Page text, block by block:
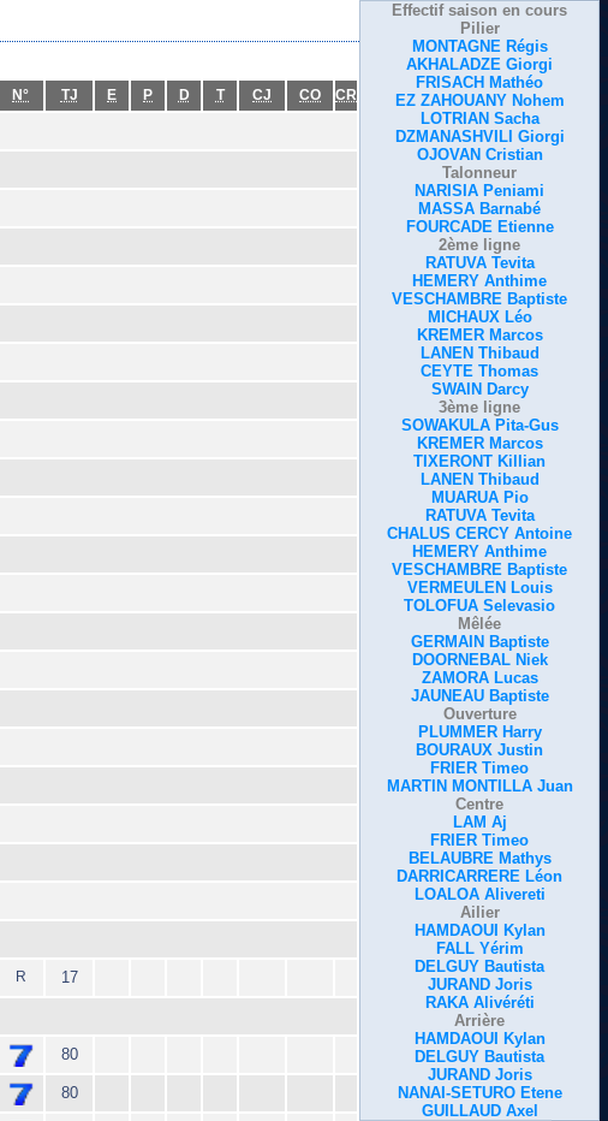
Effectif saison en cours
Pilier
MONTAGNE Régis
AKHALADZE Giorgi
FRISACH Mathéo
EZ ZAHOUANY Nohem
LOTRIAN Sacha
DZMANASHVILI Giorgi
OJOVAN Cristian
Talonneur
NARISIA Peniami
MASSA Barnabé
FOURCADE Etienne
2ème ligne
RATUVA Tevita
HEMERY Anthime
VESCHAMBRE Baptiste
MICHAUX Léo
KREMER Marcos
LANEN Thibaud
CEYTE Thomas
SWAIN Darcy
3ème ligne
SOWAKULA Pita-Gus
KREMER Marcos
TIXERONT Killian
LANEN Thibaud
MUARUA Pio
RATUVA Tevita
CHALUS CERCY Antoine
HEMERY Anthime
VESCHAMBRE Baptiste
VERMEULEN Louis
TOLOFUA Selevasio
Mêlée
GERMAIN Baptiste
DOORNEBAL Niek
ZAMORA Lucas
JAUNEAU Baptiste
Ouverture
PLUMMER Harry
BOURAUX Justin
FRIER Timeo
MARTIN MONTILLA Juan
Centre
LAM Aj
FRIER Timeo
BELAUBRE Mathys
DARRICARRERE Léon
LOALOA Alivereti
Ailier
HAMDAOUI Kylan
FALL Yérim
DELGUY Bautista
JURAND Joris
RAKA Alivéréti
Arrière
HAMDAOUI Kylan
DELGUY Bautista
JURAND Joris
NANAI-SETURO Etene
GUILLAUD Axel
N° TJ E P D T CJ CO CR
R 17
80
80